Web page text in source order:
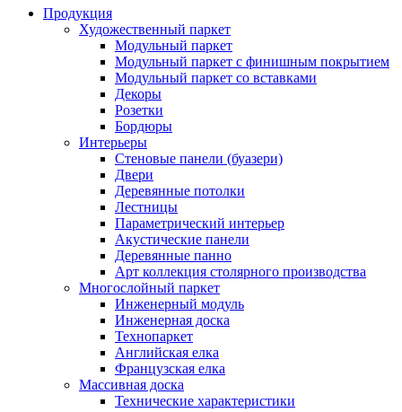
Продукция
Художественный паркет
Модульный паркет
Модульный паркет с финишным покрытием
Модульный паркет со вставками
Декоры
Розетки
Бордюры
Интерьеры
Стеновые панели (буазери)
Двери
Деревянные потолки
Лестницы
Параметрический интерьер
Акустические панели
Деревянные панно
Арт коллекция столярного производства
Многослойный паркет
Инженерный модуль
Инженерная доска
Технопаркет
Английская елка
Французская елка
Массивная доска
Технические характеристики